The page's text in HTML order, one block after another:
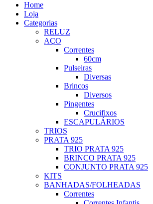
Home
Loja
Categorias
RELUZ
AÇO
Correntes
60cm
Pulseiras
Diversas
Brincos
Diversos
Pingentes
Crucifixos
ESCAPULÁRIOS
TRIOS
PRATA 925
TRIO PRATA 925
BRINCO PRATA 925
CONJUNTO PRATA 925
KITS
BANHADAS/FOLHEADAS
Correntes